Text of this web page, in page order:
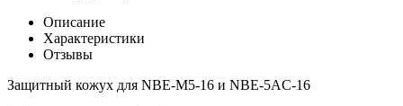
Описание
Характеристики
Отзывы
Защитный кожух для NBE-M5-16 и NBE-5AC-16